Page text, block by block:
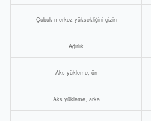
Çubuk merkez yüksekliğini çizin
Ağırlık
Aks yükleme, ön
Aks yükleme, arka